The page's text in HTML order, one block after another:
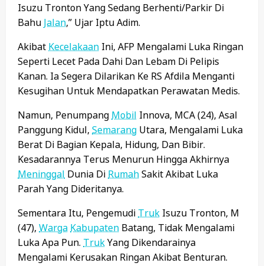
Isuzu Tronton Yang Sedang Berhenti/parkir Di
Bahu Jalan,” Ujar Iptu Adim.
Akibat Kecelakaan Ini, AFP Mengalami Luka Ringan
Seperti Lecet Pada Dahi Dan Lebam Di Pelipis
Kanan. Ia Segera Dilarikan Ke RS Afdila Menganti
Kesugihan Untuk Mendapatkan Perawatan Medis.
Namun, Penumpang Mobil Innova, MCA (24), Asal
Panggung Kidul, Semarang Utara, Mengalami Luka
Berat Di Bagian Kepala, Hidung, Dan Bibir.
Kesadarannya Terus Menurun Hingga Akhirnya
Meninggal Dunia Di RumahSakit Akibat Luka
Parah Yang Dideritanya.
Sementara Itu, Pengemudi Truk Isuzu Tronton, M
(47), Warga Kabupaten Batang, Tidak Mengalami
Luka Apa Pun. TrukYang Dikendarainya
Mengalami Kerusakan Ringan Akibat Benturan.